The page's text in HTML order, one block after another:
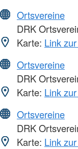
Ortsvereine
DRK
Karte: Link
Ortsvereine
DRK
Karte: Link
Ortsvereine
DRK
Karte: Link